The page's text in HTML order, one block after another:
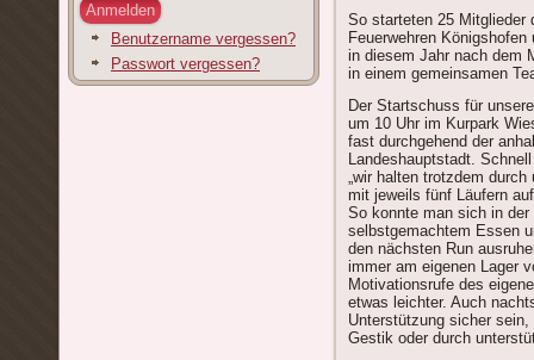
Anmelden
Benutzername vergessen?
Passwort vergessen?
So starteten 25 Mitglieder
Feuerwehren
in diesem Jahr nach dem
in einem gemeinsamen
Der Startschuss für
um 10 Uhr im Kurpark
fast durchgehend der
Landeshauptstadt.
„wir halten trotzdem
mit jeweils fünf Läufern
So konnte man sich in
selbstgemachtem Essen
den nächsten Run
immer am eigenen Lager
Motivationsrufe des
etwas leichter. Auch
Unterstützung sicher
Gestik oder durch